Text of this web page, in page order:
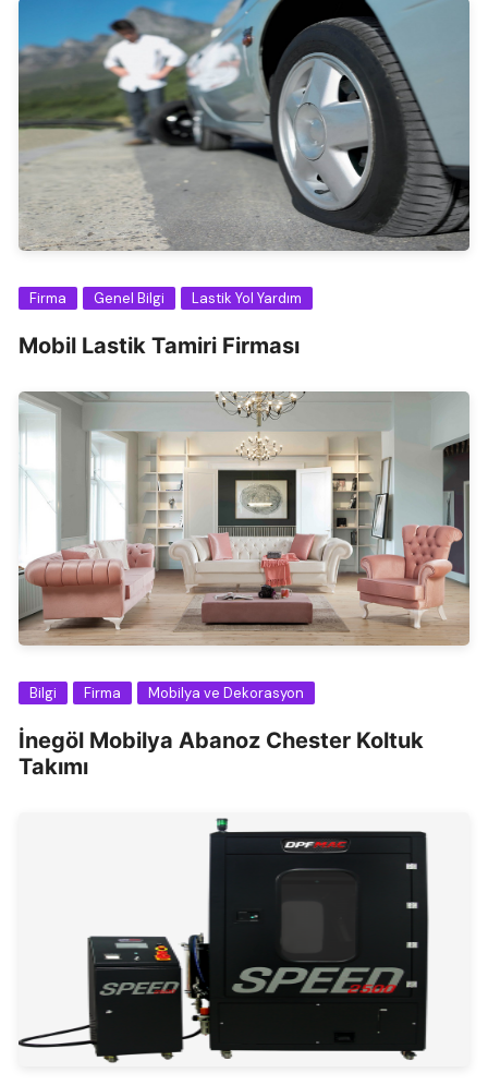
Firma Genel Bilgi Lastik Yol Yardım
Mobil Lastik Tamiri Firması
Bilgi Firma Mobilya ve Dekorasyon
İnegöl Mobilya Abanoz Chester Koltuk
Takımı